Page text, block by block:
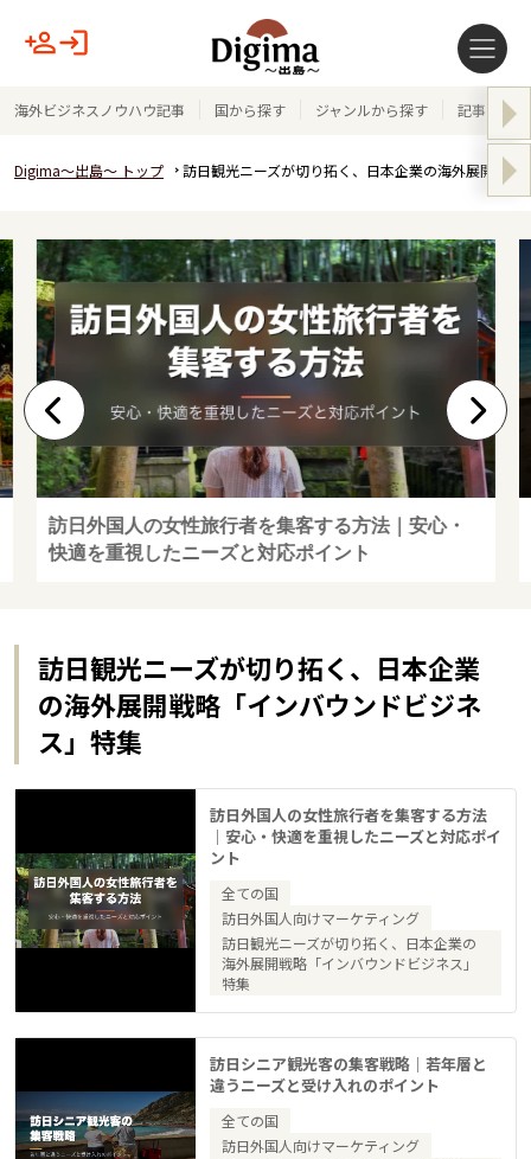
海外ビジネスノウハウ記事 国から探す ジャンルから探す 記事テー
Digima～出島～ トップ 訪日観光ニーズが切り拓く、日本企業の海外展開戦略
訪日外国人の女性旅行者を集客する方法｜安心・
快適を重視したニーズと対応ポイント
訪日観光ニーズが切り拓く、日本企業
の海外展開戦略「インバウンドビジネ
ス」特集
訪日外国人の女性旅行者を集客する方法
｜安心・快適を重視したニーズと対応ポイ
ント
全ての国
訪日外国人向けマーケティング
訪日観光ニーズが切り拓く、日本企業の
海外展開戦略「インバウンドビジネス」
特集
訪日シニア観光客の集客戦略｜若年層と
違うニーズと受け入れのポイント
全ての国
訪日外国人向けマーケティング